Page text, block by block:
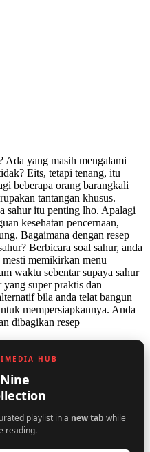
Ada yang masih mengalami
Eits, tetapi tenang, itu
beberapa orang barangkali
tantangan khusus.
sahur itu penting lho. Apalagi
kesehatan pencernaan,
Bagaimana dengan resep
Berbicara soal sahur, anda
memikirkan menu
waktu sebentar supaya sahur
super praktis dan
bila anda telat bangun
mempersiapkannya. Anda
dibagikan resep
HUB
playlist in a new tab while
reading.